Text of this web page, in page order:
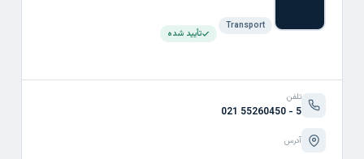
Transport
تأیید شده
تلفن
021 55260450 - 5
آدرس